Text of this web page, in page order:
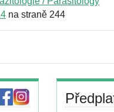
na straně 244